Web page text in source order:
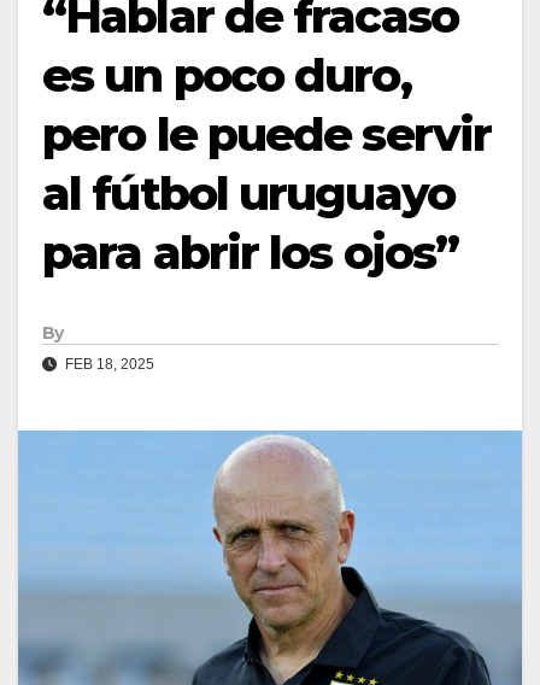
“Hablar de fracaso
es un poco duro,
pero le puede servir
al fútbol uruguayo
para abrir los ojos”
By
FEB 18, 2025